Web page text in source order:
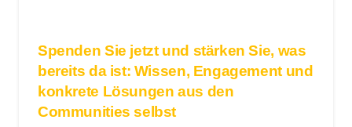
Spenden Sie jetzt und stärken Sie, was
bereits da ist: Wissen, Engagement und
konkrete Lösungen aus den
Communities selbst